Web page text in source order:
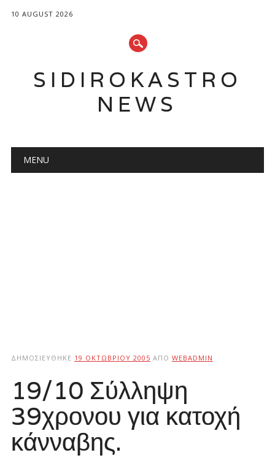
10 AUGUST 2026
SIDIROKASTRO
NEWS
Main menu
MENU
ΔΗΜΟΣΙΕΎΘΗΚΕ 19 ΟΚΤΩΒΡΊΟΥ 2005 ΑΠΌ WEBADMIN
19/10 Σύλληψη
39χρονου για κατοχή
κάνναβης.